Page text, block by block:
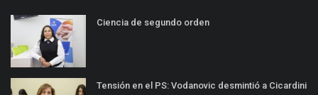
Ciencia de segundo orden
Tensión en el PS: Vodanovic desmintió a Cicardini